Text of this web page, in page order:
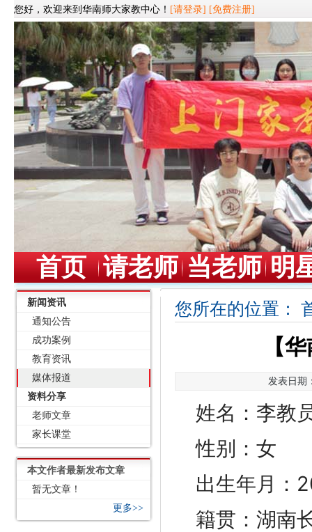
您好，欢迎来到华南师大家教中心！ [请登录] [免费注册]
首页 请老师 当老师 明
新闻资讯
通知公告
成功案例
教育资讯
媒体报道
资料分享
老师文章
家长课堂
本文作者最新发布文章
暂无文章！
更多>>
您所在的位置：
【
发表日期
姓名：李教
性别：女
出生年月：
籍贯：湖南